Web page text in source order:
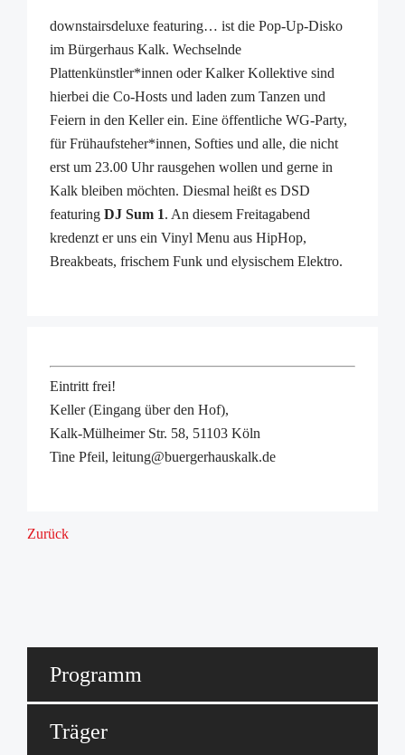
downstairsdeluxe featuring… ist die Pop-Up-Disko
im Bürgerhaus Kalk. Wechselnde
Plattenkünstler*innen oder Kalker Kollektive sind
hierbei die Co-Hosts und laden zum Tanzen und
Feiern in den Keller ein. Eine öffentliche WG-Party,
für Frühaufsteher*innen, Softies und alle, die nicht
erst um 23.00 Uhr rausgehen wollen und gerne in
Kalk bleiben möchten. Diesmal heißt es DSD
featuring DJ Sum 1. An diesem Freitagabend
kredenzt er uns ein Vinyl Menu aus HipHop,
Breakbeats, frischem Funk und elysischem Elektro.
Eintritt frei!
Keller (Eingang über den Hof),
Kalk-Mülheimer Str. 58, 51103 Köln
Tine Pfeil, leitung@buergerhauskalk.de
Zurück
Programm
Träger